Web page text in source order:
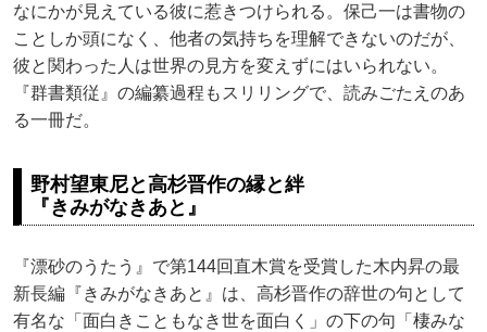
なにかが見えている彼に惹きつけられる。保己一は書物の
ことしか頭になく、他者の気持ちを理解できないのだが、
彼と関わった人は世界の見方を変えずにはいられない。
『群書類従』の編纂過程もスリリングで、読みごたえのあ
る一冊だ。
野村望東尼と高杉晋作の縁と絆
『きみがなきあと』
『漂砂のうたう』で第144回直木賞を受賞した木内昇の最
新長編『きみがなきあと』は、高杉晋作の辞世の句として
有名な「面白きこともなき世を面白く」の下の句「棲みな